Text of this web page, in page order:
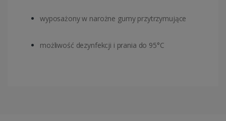
wyposażony w narożne gumy przytrzymujące
możliwość dezynfekcji i prania do 95°C